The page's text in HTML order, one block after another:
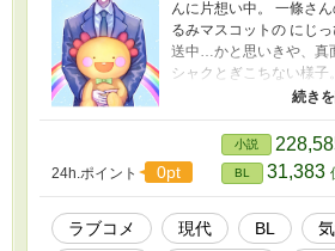
んに片想い中。 一條さ
るみマスコットの にじ
送中…かと思いきや、真
シャクとぎこちない様子
っぴの新しい“中の人”に
に秘密。 好きだけど触
にじっぴとして急接近！
暴走しちゃいまして──
ん） （にじっぴデザイン
24h.ポイント 0pt
小説
BL 31,383
ラブコメ 現代 BL